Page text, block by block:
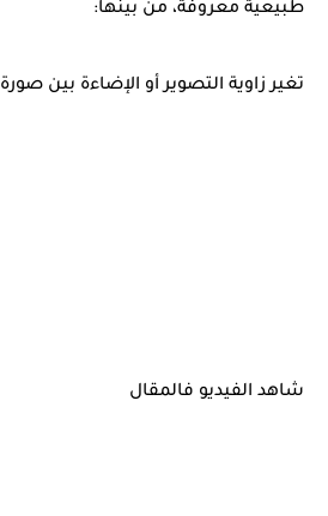
طبيعية معروفة، من بينها:
تغير زاوية التصوير أو الإضاءة بين
شاهد الفيديو فالمقال